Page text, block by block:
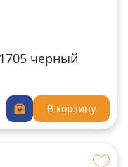
черный
В корзину